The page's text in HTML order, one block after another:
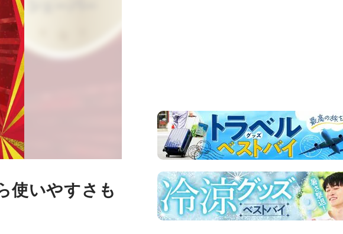
使いやすさも